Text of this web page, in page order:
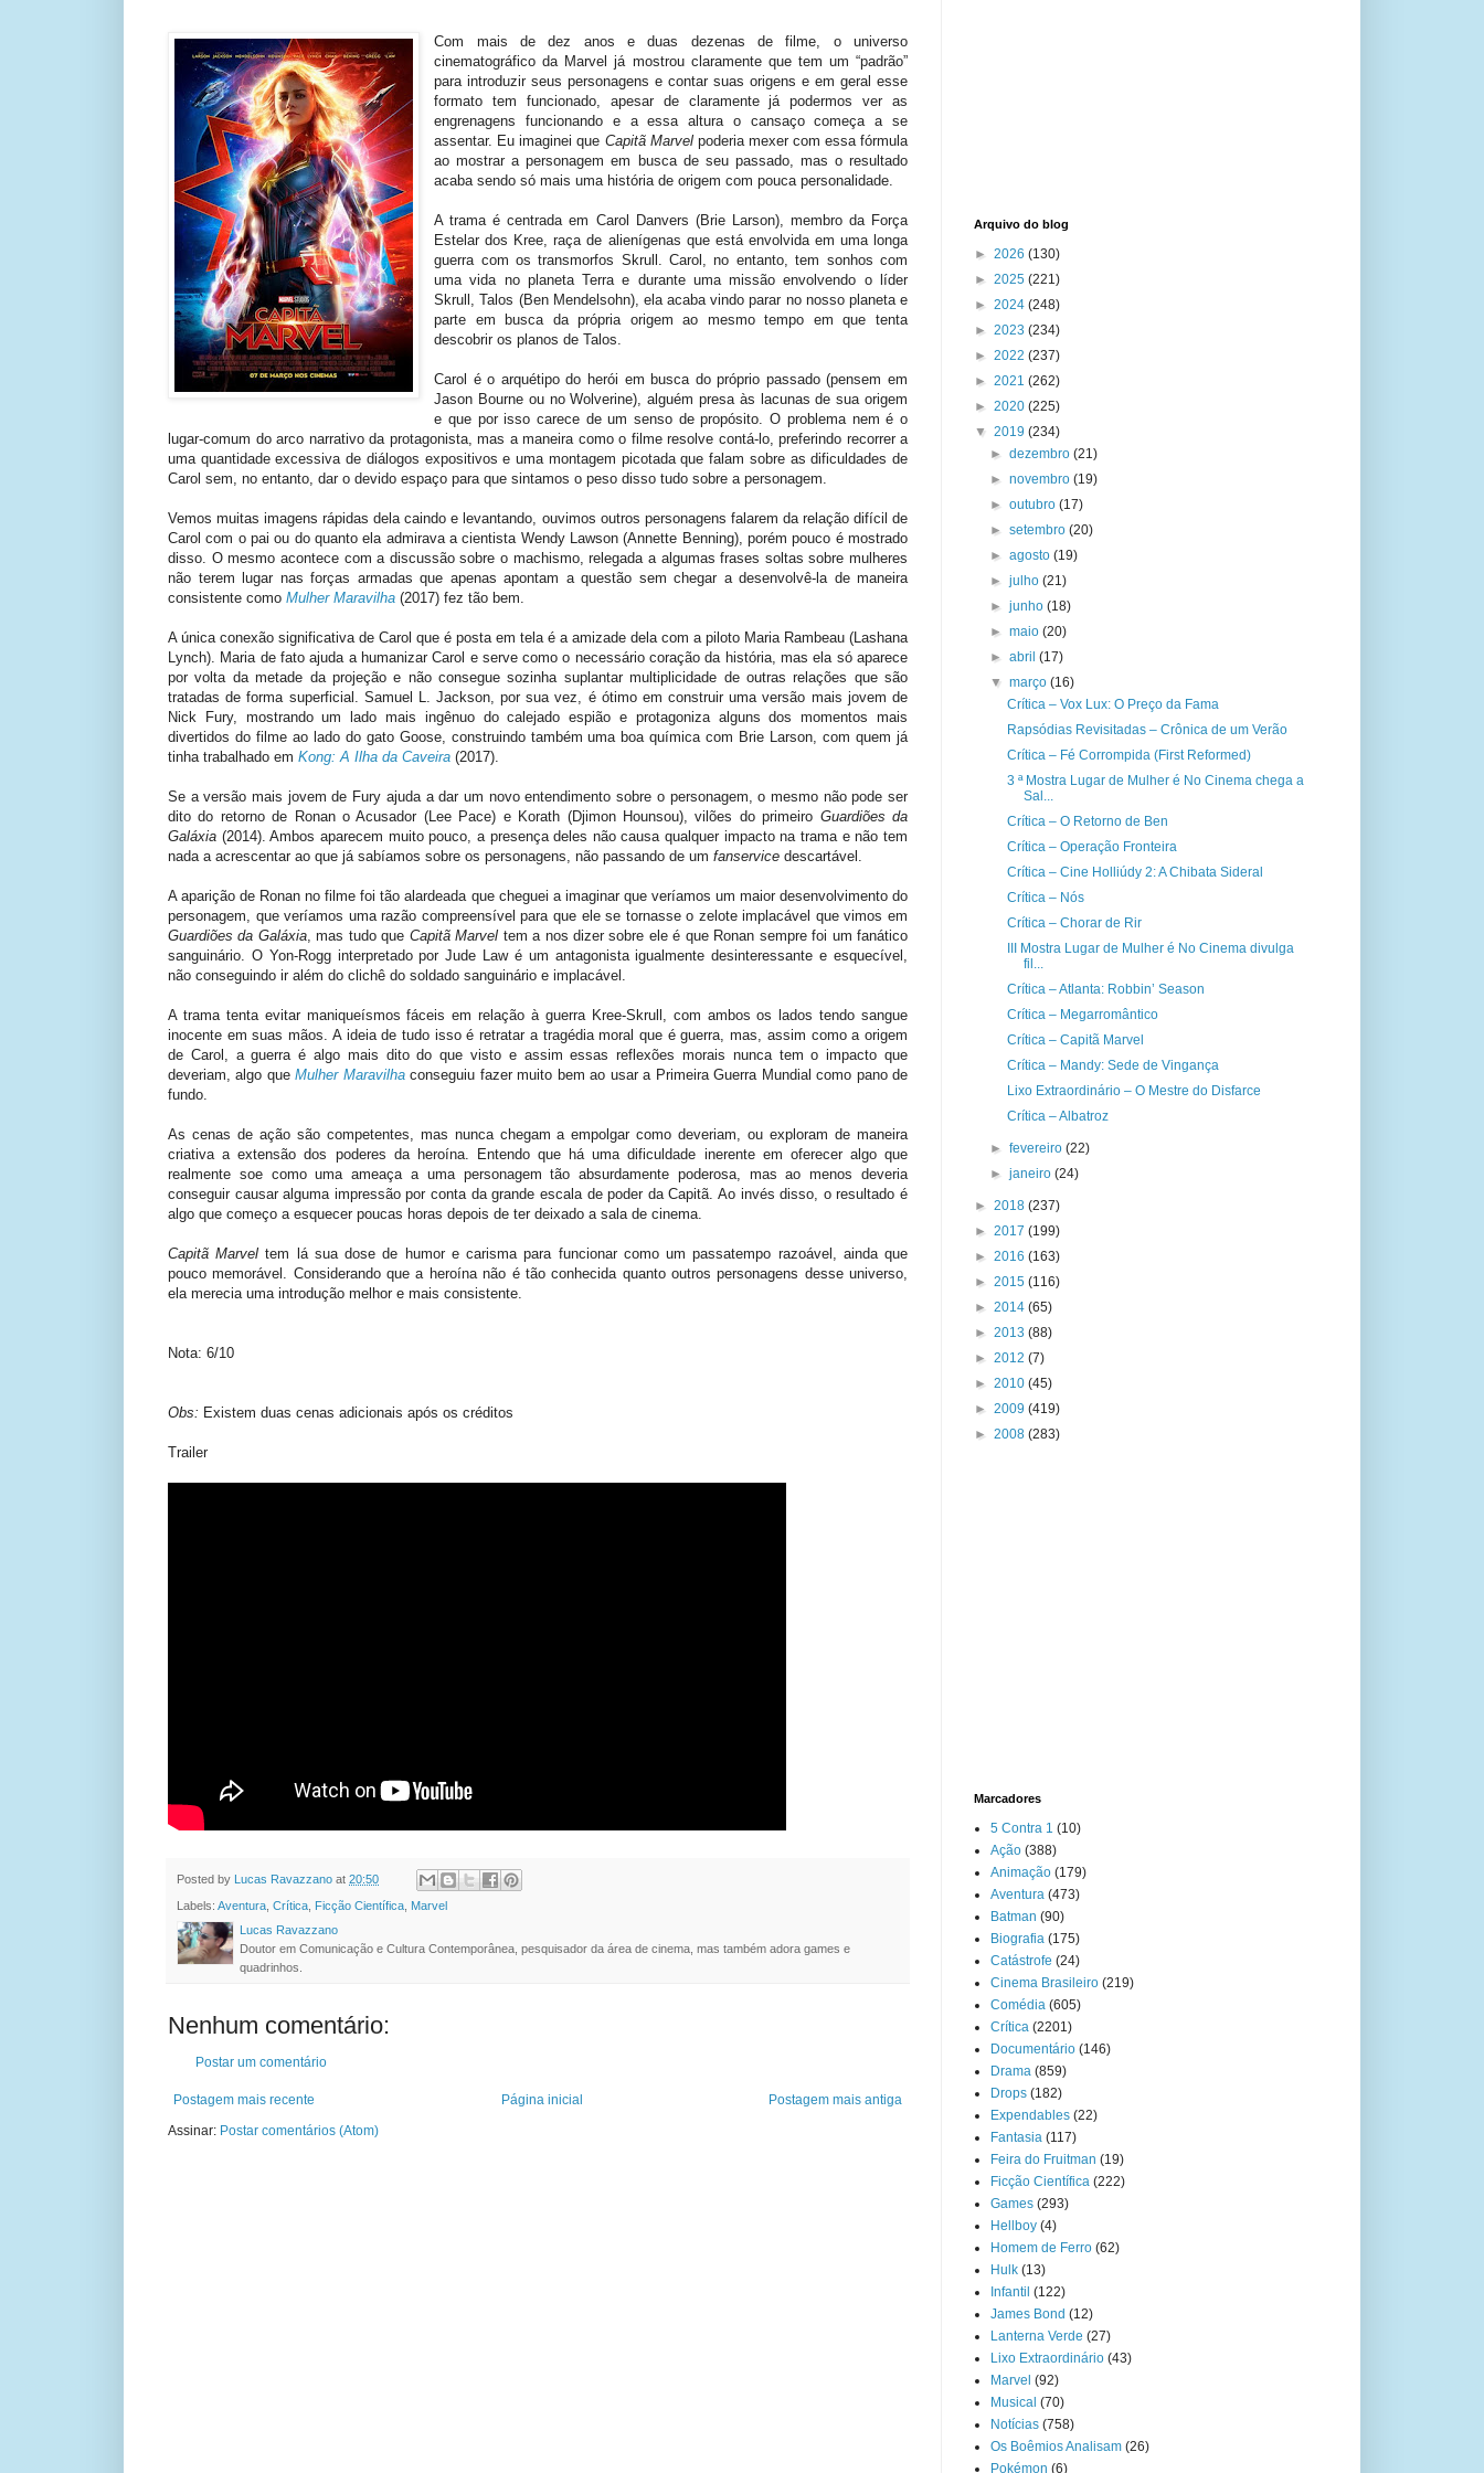
Com mais de dez anos e duas dezenas de filme, o universo
cinematográfico da Marvel já mostrou claramente que tem um “padrão”
para introduzir seus personagens e contar suas origens e em geral esse
formato tem funcionado, apesar de claramente já podermos ver as
engrenagens funcionando e a essa altura o cansaço começa a se
assentar. Eu imaginei que Capitã Marvelpoderia mexer com essa fórmula
ao mostrar a personagem em busca de seu passado, mas o resultado
acaba sendo só mais uma história de origem com pouca personalidade.
A trama é centrada em Carol Danvers (Brie Larson), membro da Força
Estelar dos Kree, raça de alienígenas que está envolvida em uma longa
guerra com os transmorfos Skrull. Carol, no entanto, tem sonhos com
uma vida no planeta Terra e durante uma missão envolvendo o líder
Skrull, Talos (Ben Mendelsohn), ela acaba vindo parar no nosso planeta e
parte em busca da própria origem ao mesmo tempo em que tenta
descobrir os planos de Talos.
Carol é o arquétipo do herói em busca do próprio passado (pensem em
Jason Bourne ou no Wolverine), alguém presa às lacunas de sua origem
e que por isso carece de um senso de propósito. O problema nem é o
lugar-comum do arco narrativo da protagonista, mas a maneira como o filme resolve contá-lo, preferindo recorrer a
uma quantidade excessiva de diálogos expositivos e uma montagem picotada que falam sobre as dificuldades de
Carol sem, no entanto, dar o devido espaço para que sintamos o peso disso tudo sobre a personagem.
Vemos muitas imagens rápidas dela caindo e levantando, ouvimos outros personagens falarem da relação difícil de
Carol com o pai ou do quanto ela admirava a cientista Wendy Lawson (Annette Benning), porém pouco é mostrado
disso. O mesmo acontece com a discussão sobre o machismo, relegada a algumas frases soltas sobre mulheres
não terem lugar nas forças armadas que apenas apontam a questão sem chegar a desenvolvê-la de maneira
consistente como Mulher Maravilha (2017) fez tão bem.
A única conexão significativa de Carol que é posta em tela é a amizade dela com a piloto Maria Rambeau (Lashana
Lynch). Maria de fato ajuda a humanizar Carol e serve como o necessário coração da história, mas ela só aparece
por volta da metade da projeção e não consegue sozinha suplantar multiplicidade de outras relações que são
tratadas de forma superficial. Samuel L. Jackson, por sua vez, é ótimo em construir uma versão mais jovem de
Nick Fury, mostrando um lado mais ingênuo do calejado espião e protagoniza alguns dos momentos mais
divertidos do filme ao lado do gato Goose, construindo também uma boa química com Brie Larson, com quem já
tinha trabalhado em Kong: A Ilha da Caveira (2017).
Se a versão mais jovem de Fury ajuda a dar um novo entendimento sobre o personagem, o mesmo não pode ser
dito do retorno de Ronan o Acusador (Lee Pace) e Korath (Djimon Hounsou), vilões do primeiro Guardiões da
Galáxia (2014). Ambos aparecem muito pouco, a presença deles não causa qualquer impacto na trama e não tem
nada a acrescentar ao que já sabíamos sobre os personagens, não passando de um fanservice descartável.
A aparição de Ronan no filme foi tão alardeada que cheguei a imaginar que veríamos um maior desenvolvimento do
personagem, que veríamos uma razão compreensível para que ele se tornasse o zelote implacável que vimos em
Guardiões da Galáxia, mas tudo que Capitã Marvel tem a nos dizer sobre ele é que Ronan sempre foi um fanático
sanguinário. O Yon-Rogg interpretado por Jude Law é um antagonista igualmente desinteressante e esquecível,
não conseguindo ir além do clichê do soldado sanguinário e implacável.
A trama tenta evitar maniqueísmos fáceis em relação à guerra Kree-Skrull, com ambos os lados tendo sangue
inocente em suas mãos. A ideia de tudo isso é retratar a tragédia moral que é guerra, mas, assim como a origem
de Carol, a guerra é algo mais dito do que visto e assim essas reflexões morais nunca tem o impacto que
deveriam, algo queMulher Maravilhaconseguiu fazer muito bem ao usar a Primeira Guerra Mundial como pano de
fundo.
As cenas de ação são competentes, mas nunca chegam a empolgar como deveriam, ou exploram de maneira
criativa a extensão dos poderes da heroína. Entendo que há uma dificuldade inerente em oferecer algo que
realmente soe como uma ameaça a uma personagem tão absurdamente poderosa, mas ao menos deveria
conseguir causar alguma impressão por conta da grande escala de poder da Capitã. Ao invés disso, o resultado é
algo que começo a esquecer poucas horas depois de ter deixado a sala de cinema.
Capitã Marvel tem lá sua dose de humor e carisma para funcionar como um passatempo razoável, ainda que
pouco memorável. Considerando que a heroína não é tão conhecida quanto outros personagens desse universo,
ela merecia uma introdução melhor e mais consistente.
Nota: 6/10
Obs: Existem duas cenas adicionais após os créditos
Trailer
Posted by Lucas Ravazzano at 20:50
Labels: Aventura Crítica Ficção Científica Marvel
Lucas Ravazzano
Doutor em Comunicação e Cultura Contemporânea, pesquisador da área de cinema, mas também adora games e
quadrinhos.
Nenhum comentário:
Postar um comentário
Postagem mais recente Postagem mais antiga
Página inicial
Assinar: Postar comentários (Atom)
Arquivo do blog
► 2026 (130)
► 2025 (221)
► 2024 (248)
► 2023 (234)
► 2022 (237)
► 2021 (262)
► 2020 (225)
▼ 2019 (234)
►dezembro(21)
►novembro(19)
►outubro(17)
►setembro(20)
►agosto(19)
►julho(21)
►junho(18)
►maio(20)
►abril(17)
▼março(16)
Crítica – Vox Lux: O Preço da Fama
Rapsódias Revisitadas – Crônica de um Verão
Crítica – Fé Corrompida (First Reformed)
3 ª Mostra Lugar de Mulher é No Cinema chega a
Sal...
Crítica – O Retorno de Ben
Crítica – Operação Fronteira
Crítica – Cine Holliúdy 2: A Chibata Sideral
Crítica – Nós
Crítica – Chorar de Rir
III Mostra Lugar de Mulher é No Cinema divulga
fil...
Crítica – Atlanta: Robbin’ Season
Crítica – Megarromântico
Crítica – Capitã Marvel
Crítica – Mandy: Sede de Vingança
Lixo Extraordinário – O Mestre do Disfarce
Crítica – Albatroz
►fevereiro(22)
►janeiro(24)
► 2018 (237)
► 2017 (199)
► 2016 (163)
► 2015 (116)
► 2014 (65)
► 2013 (88)
► 2012 (7)
► 2010 (45)
► 2009 (419)
► 2008 (283)
Marcadores
5 Contra 1 (10)
Ação (388)
Animação (179)
Aventura (473)
Batman (90)
Biografia (175)
Catástrofe (24)
Cinema Brasileiro (219)
Comédia (605)
Crítica (2201)
Documentário (146)
Drama (859)
Drops (182)
Expendables (22)
Fantasia (117)
Feira do Fruitman (19)
Ficção Científica (222)
Games (293)
Hellboy (4)
Homem de Ferro (62)
Hulk (13)
Infantil (122)
James Bond (12)
Lanterna Verde (27)
Lixo Extraordinário (43)
Marvel (92)
Musical (70)
Notícias (758)
Os Boêmios Analisam (26)
Pokémon (6)